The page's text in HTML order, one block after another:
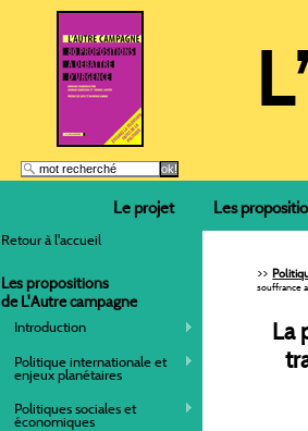
Le projet Les
Retour à l'accueil
Les propositions
de L'Autre campagne
Introduction
Politique internationale et
enjeux planétaires
Politiques sociales et
économiques
>>
souffrance
La